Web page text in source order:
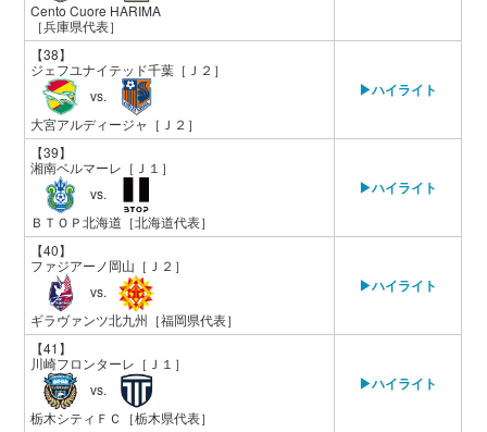
Cento Cuore HARIMA
［兵庫県代表］
【38】
ジェフユナイテッド千葉 ［Ｊ２］
vs.
大宮アルディージャ ［Ｊ２］
▶ハイライト
【39】
湘南ベルマーレ ［Ｊ１］
vs.
ＢＴＯＰ北海道 ［北海道代表］
▶ハイライト
【40】
ファジアーノ岡山 ［Ｊ２］
vs.
ギラヴァンツ北九州 ［福岡県代表］
▶ハイライト
【41】
川崎フロンターレ ［Ｊ１］
vs.
栃木シティＦＣ
［栃木県代表］
▶ハイライト